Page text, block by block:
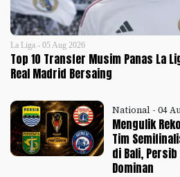
La Liga - 05 Aug 2026
Top 10 Transfer Musim Panas La
Real Madrid Bersaing
National - 04
Mengulik
Tim
di Bali,
Dominan